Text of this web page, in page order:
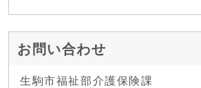
お問い合わせ
生駒市福祉部介護保険課